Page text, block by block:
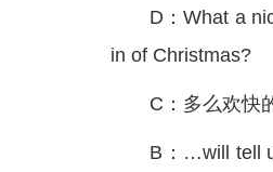
D：What a
in of Christmas?
C：多么欢快
B：…will tell